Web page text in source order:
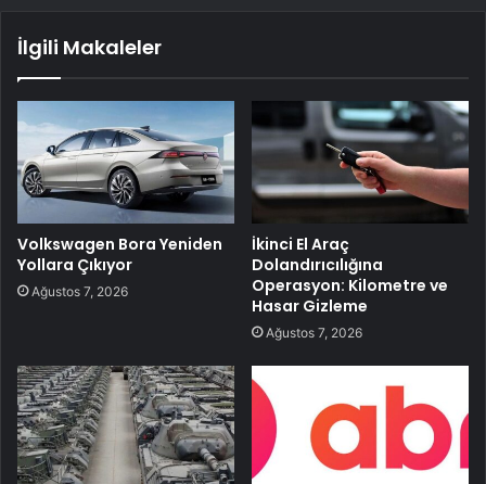
İlgili Makaleler
Volkswagen Bora Yeniden
Yollara Çıkıyor
Ağustos 7, 2026
İkinci El Araç
Dolandırıcılığına
Operasyon: Kilometre ve
Hasar Gizleme
Ağustos 7, 2026